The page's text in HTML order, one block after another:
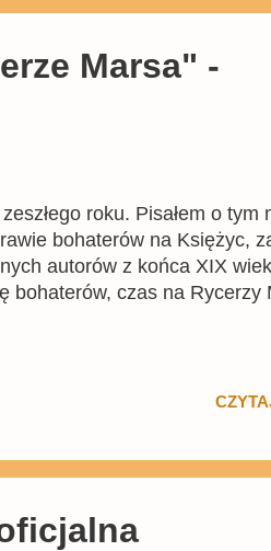
Marsa" -
roku. Pisałem o tym
bohaterów na Księżyc,
autorów z końca XIX
bohaterów, czas na Rycerzy